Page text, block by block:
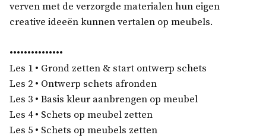
verven met de verzorgde materialen hun eigen
creative ideeën kunnen vertalen op meubels.
•••••••••••••••
Les 1 • Grond zetten & start ontwerp schets
Les 2 • Ontwerp schets afronden
Les 3 • Basis kleur aanbrengen op meubel
Les 4 • Schets op meubel zetten
Les 5 • Schets op meubels zetten